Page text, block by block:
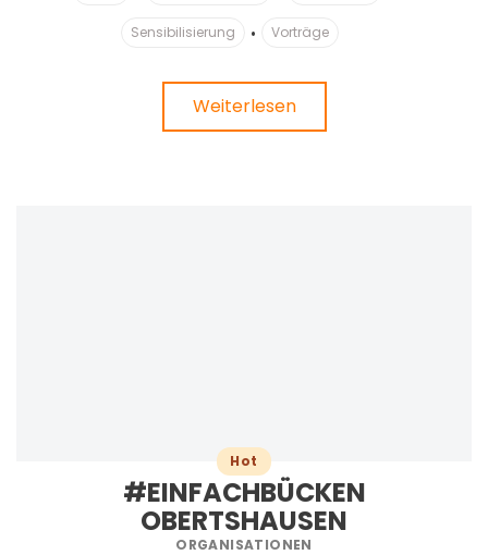
Sensibilisierung Vorträge
Weiterlesen
Hot
#EINFACHBÜCKEN
OBERTSHAUSEN
ORGANISATIONEN